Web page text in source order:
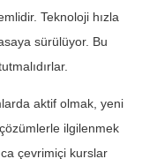
Teknoloji hızla
sürülüyor. Bu
aktif olmak, yeni
ilgilenmek
çevrimiçi kurslar